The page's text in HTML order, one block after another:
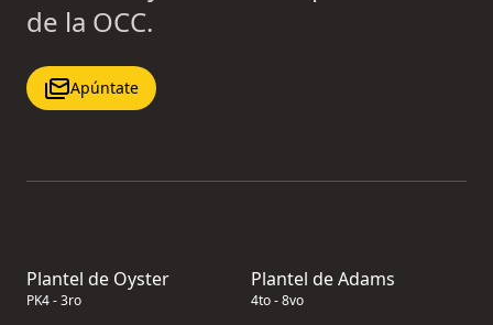
de la OCC.
Apúntate
Plantel de Oyster
PK4 - 3ro
Plantel de Adams
4to - 8vo